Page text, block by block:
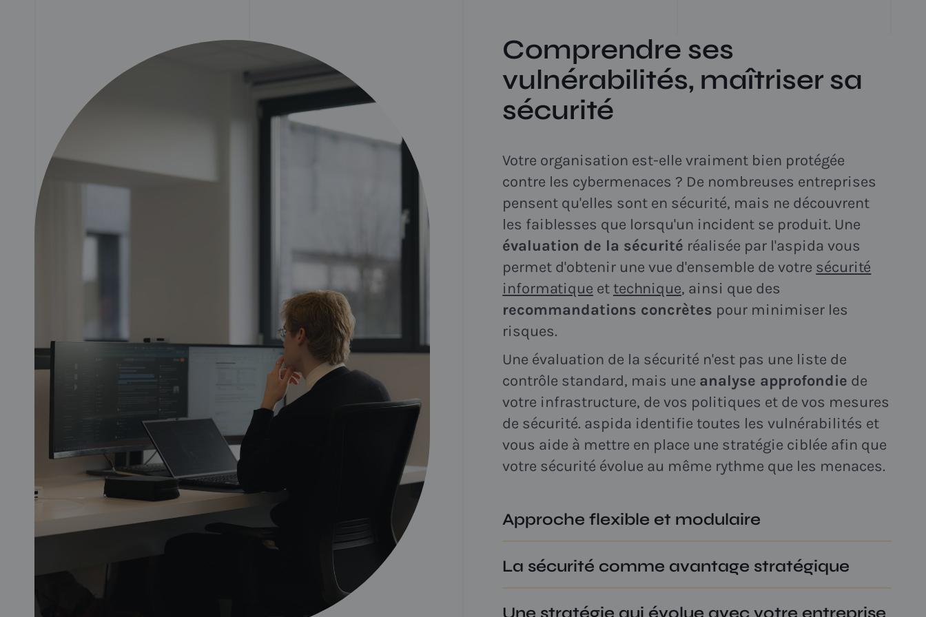
Comprendre ses
vulnérabilités, maîtriser sa
sécurité
Votre organisation est-elle vraiment bien protégée
contre les cybermenaces ? De nombreuses entreprises
pensent qu'elles sont en sécurité, mais ne découvrent
les faiblesses que lorsqu'un incident se produit. Une
évaluation de la sécurité réalisée par l'aspida vous
permet d'obtenir une vue d'ensemble de votre sécurité
informatique et technique, ainsi que des
recommandations concrètes pour minimiser les
risques.
Une évaluation de la sécurité n'est pas une liste de
contrôle standard, mais une analyse approfondie de
votre infrastructure, de vos politiques et de vos mesures
de sécurité. aspida identifie toutes les vulnérabilités et
vous aide à mettre en place une stratégie ciblée afin que
votre sécurité évolue au même rythme que les menaces.
Approche flexible et modulaire
Toutes les entreprises n'ont pas les mêmes besoins ni
les mêmes budgets. C'est pourquoi aspida propose une
approche modulaire, qui vous permet de commencer
modestement et de vous développer en fonction de vos
La sécurité comme avantage stratégique
Une stratégie de cybersécurité solide n'est pas